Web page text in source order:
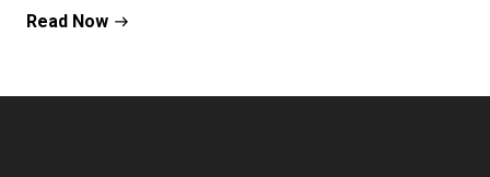
Read Now